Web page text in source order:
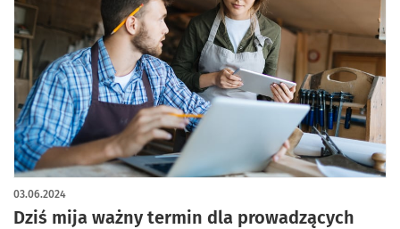
Dziś mija ważny termin dla prowadzących
03.06.2024